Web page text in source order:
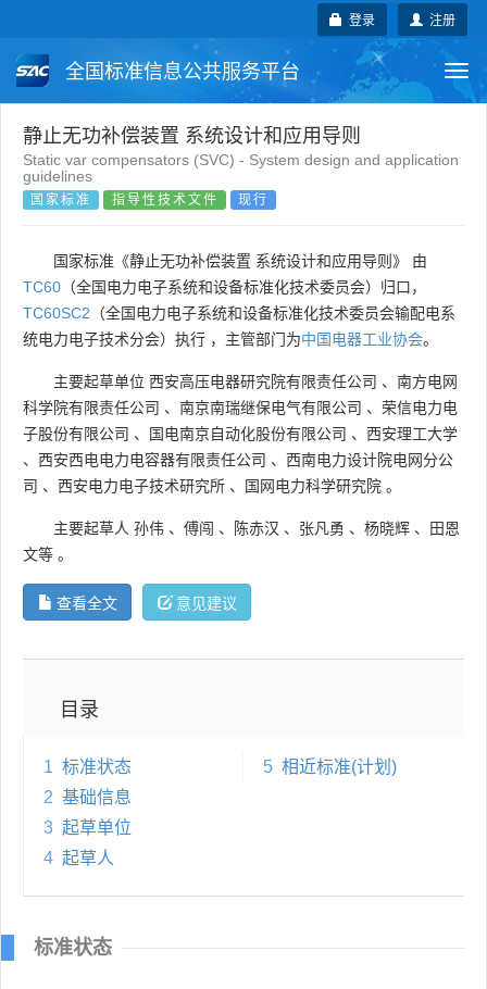
注册
登录
全国标准信息公共服务平台
国家标准 行业标准
团体标准
静止无功补偿装置 系统设计和应用导则
Static var compensators (SVC) - System design and application
guidelines
国家标准 指导性技术文件 现行
国家标准《静止无功补偿装置 系统设计和应用导则》 由
TC60 （全国电力电子系统和设备标准化技术委员会）归口，
TC60SC2 （全国电力电子系统和设备标准化技术委员会输配电系
统电力电子技术分会）执行 ，主管部门为中国电器工业协会。
主要起草单位 西安高压电器研究院有限责任公司 、 南方电网
科学院有限责任公司 、 南京南瑞继保电气有限公司 、 荣信电力电
子股份有限公司 、 国电南京自动化股份有限公司 、 西安理工大学
、 西安西电电力电容器有限责任公司 、 西南电力设计院电网分公
司 、 西安电力电子技术研究所 、 国网电力科学研究院 。
主要起草人 孙伟 、 傅闯 、 陈赤汉 、 张凡勇 、 杨晓辉 、
田恩
文等 。
查看全文 意见建议
目录
1 标准状态
2 基础信息
3 起草单位
4 起草人
5 相近标准(计划)
标准状态